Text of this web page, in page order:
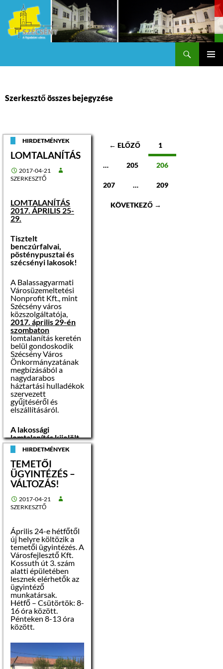
Szerkesztő összes bejegyzése
HIRDETMÉNYEK
LOMTALANÍTÁS
2017-04-21
SZERKESZTŐ
LOMTALANÍTÁS
2017. ÁPRILIS 25-
29.
Tisztelt
benczúrfalvai,
pösténypusztai és
szécsényi lakosok!
A Balassagyarmati
Városüzemeltetési
Nonprofit Kft., mint
Szécsény város
közszolgáltatója,
2017. április 29-én
szombaton
lomtalanítás keretén
belül gondoskodik
Szécsény Város
Önkormányzatának
megbízásából a
nagydarabos
háztartási hulladékok
szervezett
gyűjtéséről és
elszállításáról.
A lakossági
lomtalanítás kijelölt
gyűjtőponton
történik.
Gyűjtőpont és a
konténerek
kihelyezési
időpontja:
(8-16 óráig):
Borjúpást úton az
ÉMÁSZ telep
mellett a patak
parton. A
lomtalanítás
időtartama alatt
egy irányba lehet
majd behajtani a
Borjúpást útra a
Haynald út felől,
kérem figyeljék
az erre
figyelmeztető
HIRDETMÉNYEK
TEMETŐI
ÜGYINTÉZÉS –
VÁLTOZÁS!
2017-04-21
SZERKESZTŐ
Április 24-e hétfőtől
új helyre költözik a
temetői ügyintézés. A
Városfejlesztő Kft.
Kossuth út 3. szám
alatti épületében
lesznek elérhetők az
ügyintéző
munkatársak.
Hétfő – Csütörtök: 8-
16 óra között.
Pénteken 8-13 óra
között.
Bejegyzések
navigációja
← ELŐZŐ 1
… 205 206
207 … 209
KÖVETKEZŐ →